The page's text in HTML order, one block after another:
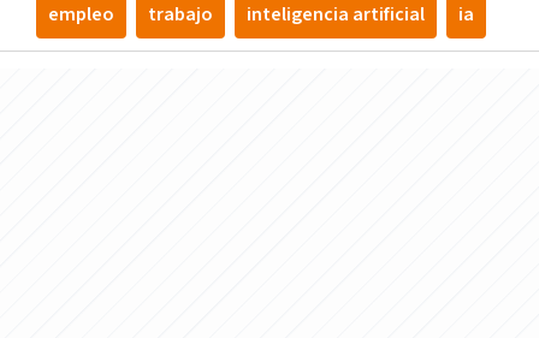
empleo trabajo inteligencia artificial ia